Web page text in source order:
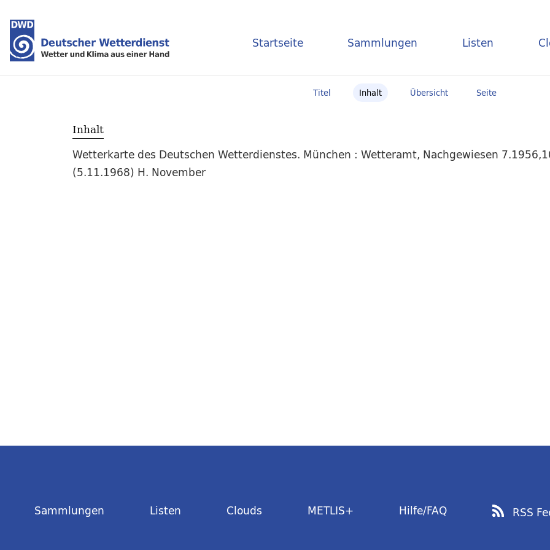
Startseite Sammlungen Listen
Titel Inhalt Übersicht Seite
Inhalt
Wetterkarte des Deutschen Wetterdienstes. München : Wetteramt, Nachgewiesen
(5.11.1968) H. November
Sammlungen Listen Clouds METLIS+ Hilfe/FAQ RSS